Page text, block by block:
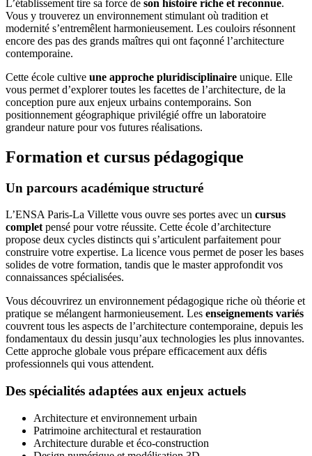
L’établissement tire sa force de son histoire riche et reconnue.
Vous y trouverez un environnement stimulant où tradition et
modernité s’entremêlent harmonieusement. Les couloirs résonnent
encore des pas des grands maîtres qui ont façonné l’architecture
contemporaine.
Cette école cultive une approche pluridisciplinaire unique. Elle
vous permet d’explorer toutes les facettes de l’architecture, de la
conception pure aux enjeux urbains contemporains. Son
positionnement géographique privilégié offre un laboratoire
grandeur nature pour vos futures réalisations.
Formation et cursus pédagogique
Un parcours académique structuré
L’ENSA Paris-La Villette vous ouvre ses portes avec un cursus
complet pensé pour votre réussite. Cette école d’architecture
propose deux cycles distincts qui s’articulent parfaitement pour
construire votre expertise. La licence vous permet de poser les bases
solides de votre formation, tandis que le master approfondit vos
connaissances spécialisées.
Vous découvrirez un environnement pédagogique riche où théorie et
pratique se mélangent harmonieusement. Les enseignements variés
couvrent tous les aspects de l’architecture contemporaine, depuis les
fondamentaux du dessin jusqu’aux technologies les plus innovantes.
Cette approche globale vous prépare efficacement aux défis
professionnels qui vous attendent.
Des spécialités adaptées aux enjeux actuels
Architecture et environnement urbain
Patrimoine architectural et restauration
Architecture durable et éco-construction